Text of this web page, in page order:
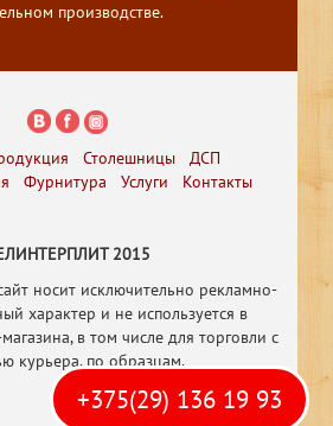
производстве.
Столешницы
ДСП
Фурнитура Услуги Контакты
2015
носит исключительно рекламно-
характер и не используется в
в том числе для торговли с
курьера, по образцам.
азработка
+375(29) 136 19 93